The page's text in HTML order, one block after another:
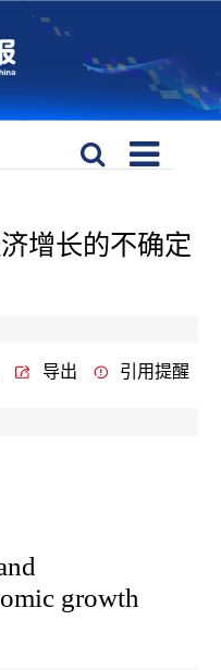
增长的不确定
导出 引用提醒
growth